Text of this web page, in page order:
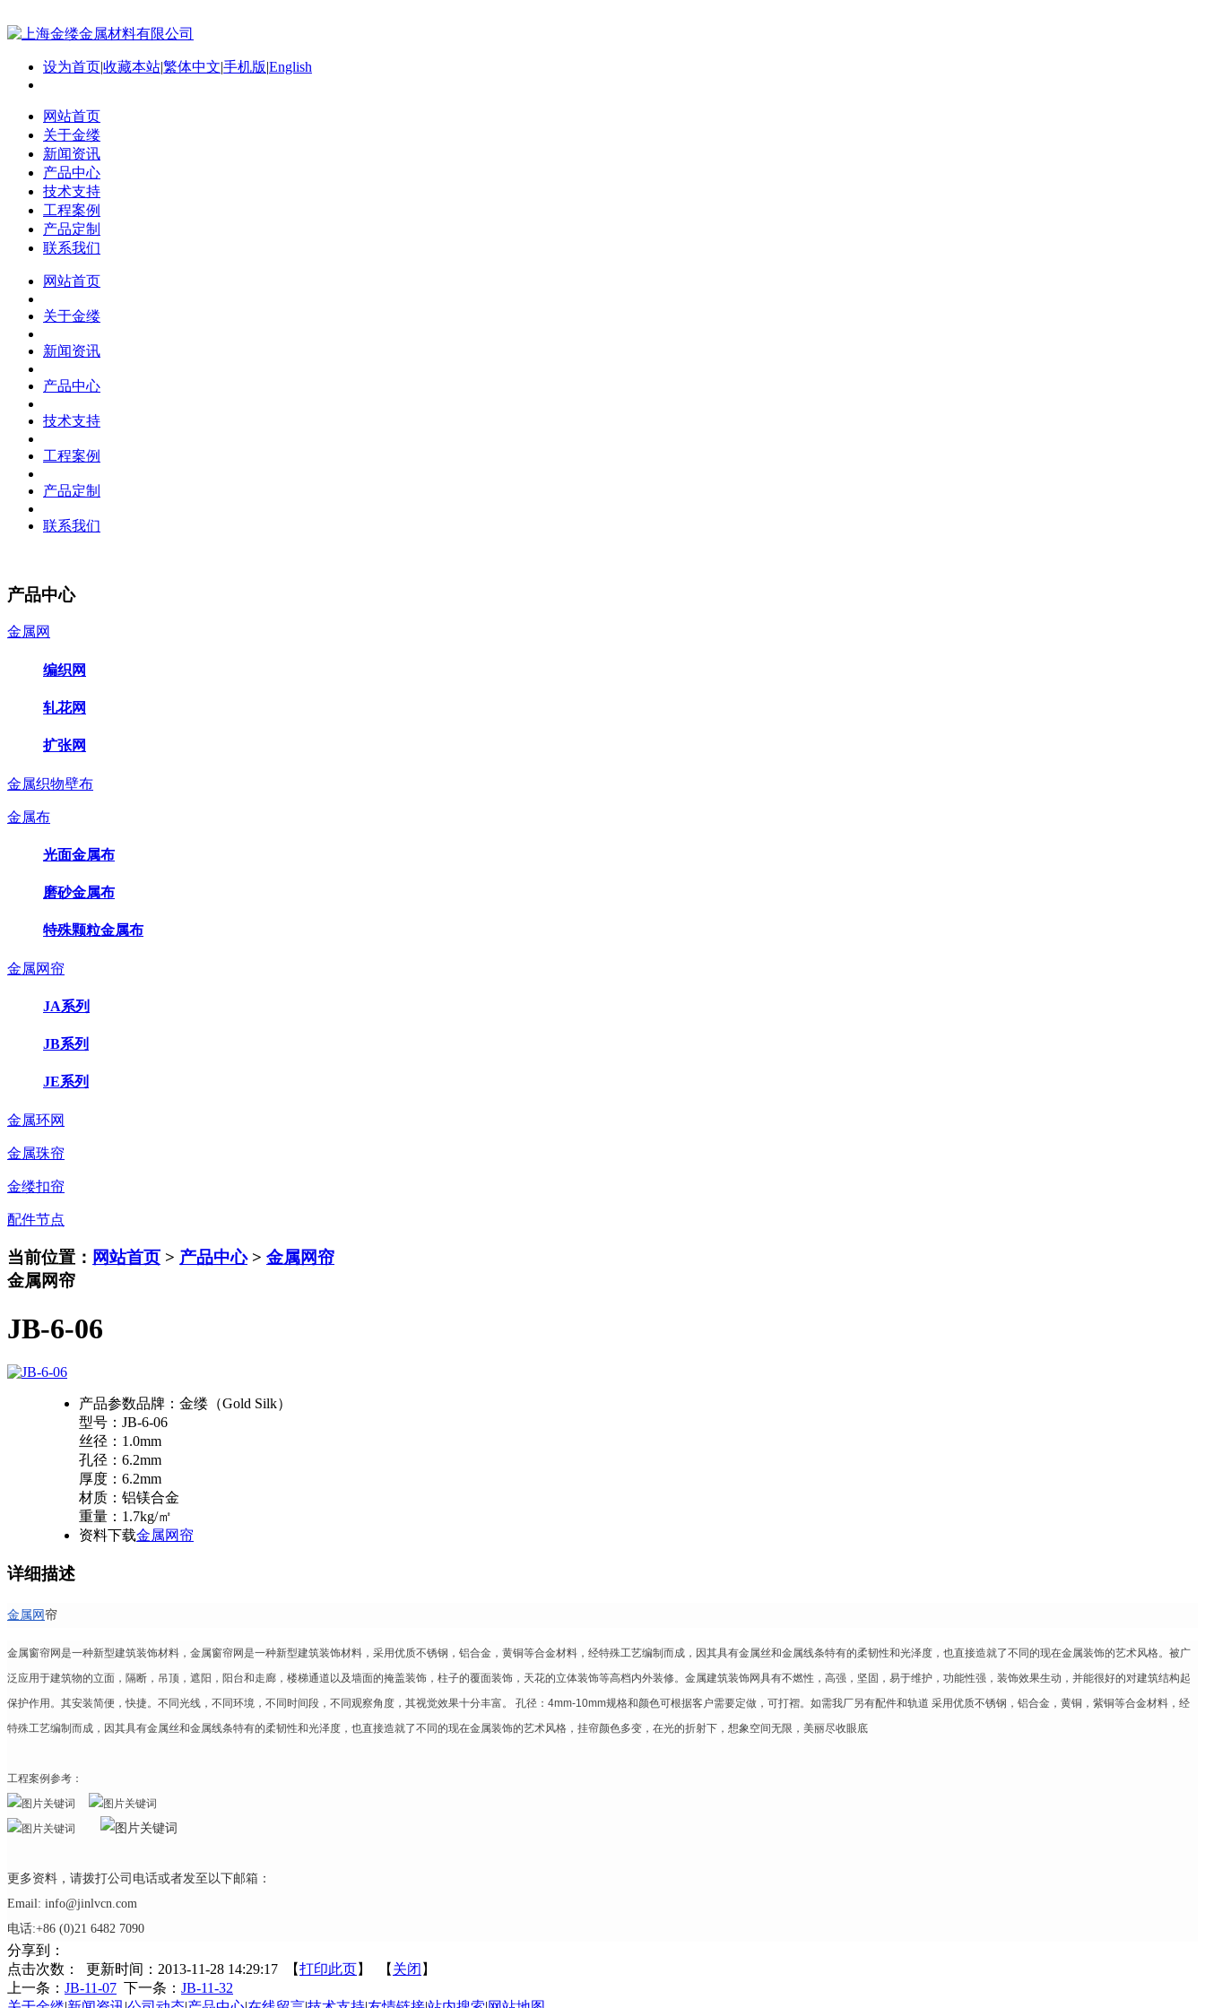
设为首页|收藏本站|繁体中文|手机版|English
网站首页
关于金缕
新闻资讯
产品中心
技术支持
工程案例
产品定制
联系我们
网站首页
关于金缕
新闻资讯
产品中心
技术支持
工程案例
产品定制
联系我们
产品中心
金属网
编织网
轧花网
扩张网
金属织物壁布
金属布
光面金属布
磨砂金属布
特殊颗粒金属布
金属网帘
JA系列
JB系列
JE系列
金属环网
金属珠帘
金缕扣帘
配件节点
当前位置： 网站首页 > 产品中心> 金属网帘
金属网帘
JB-6-06
产品参数品牌：金缕（Gold Silk）
型号：JB-6-06
丝径：1.0mm
孔径：6.2mm
厚度：6.2mm
材质：铝镁合金
重量：1.7kg/㎡
资料下载金属网帘
详细描述
金属网帘
金属窗帘网是一种新型建筑装饰材料， 金属窗帘网是一种新型建筑装饰材料， 采用优质不锈钢，铝合金，黄铜等合金材料，经特殊工艺编制而成，因其具有金属丝和金属线条特有的柔韧性和光泽度，也直接造就了不同的现在金属装饰的艺术风格。 被广
泛应用于建筑物的立面，隔断，吊顶，遮阳，阳台和走廊，楼梯通道以及墙面的掩盖装饰，柱子的覆面装饰，天花的立体装饰等高档内外装修。金属建筑装饰网具有不燃性，高强，坚固，易于维护，功能性强，装饰效果生动，并能很好的对建筑结构起
保护作用。其安装简便，快捷。不同光线，不同环境，不同时间段，不同观察角度，其视觉效果十分丰富。 孔径： 4mm-10mm规格和颜色可根据客户需要定做，可打褶。如需我厂另有配件和轨道 采用优质不锈钢，铝合金，黄铜，紫铜等合金材料，经
特殊工艺编制而成，因其具有金属丝和金属线条特有的柔韧性和光泽度，也直接造就了不同的现在金属装饰的艺术风格，挂帘颜色多变，在光的折射下，想象空间无限，美丽尽收眼底
工程案例参考：
更多资料，请拨打公司电话或者发至以下邮箱：
Email: info@jinlvcn.com
电话:+86 (0)21 6482 7090
分享到：
点击次数：
更新时间：2013-11-28 14:29:17 【打印此页】 【 关闭 】
上一条： JB-11-07 下一条： JB-11-32